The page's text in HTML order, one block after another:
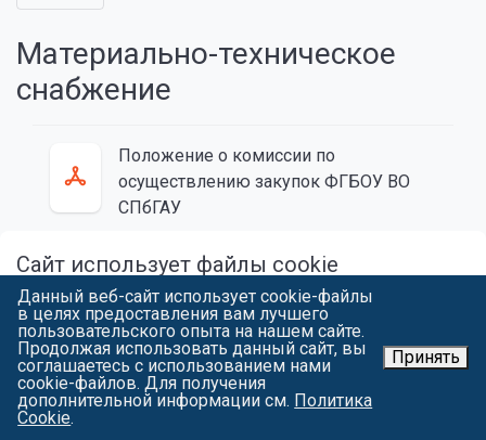
Материально-техническое
снабжение
Положение о комиссии по
осуществлению закупок ФГБОУ ВО
СПбГАУ
Тип файла:pdf
Положение о закупочной
деятельности (версия 2.0 с изм. 2026
г.)
Открыть Скачать (Размер 940 Kb)
Сайт использует файлы cookie
Продолжая работу с spbgau.ru, вы подтверждаете использование
сайтом cookie вашего браузера с целью улучшить предложения и
сервис на основе ваших предпочтений и интересов. Вы можете
ознакомитьсяс условиями и принципами их обработки. Вы можете
запретить сохранение cookie в настройках своего браузера.
Я СОГЛАСЕН
Данный веб-сайт использует cookie-файлы
в целях предоставления вам лучшего
пользовательского опыта на нашем сайте.
Продолжая использовать данный сайт, вы
соглашаетесь с использованием нами
cookie-файлов. Для получения
дополнительной информации см. Политика
Cookie.
Принять